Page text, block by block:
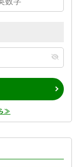
≫